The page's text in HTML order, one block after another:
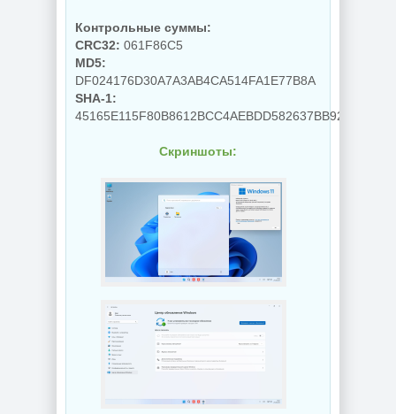
Контрольные суммы:
CRC32: 061F86C5
MD5:
DF024176D30A7A3AB4CA514FA1E77B8A
SHA-1:
45165E115F80B8612BCC4AEBDD582637BB92262E
Скриншоты: